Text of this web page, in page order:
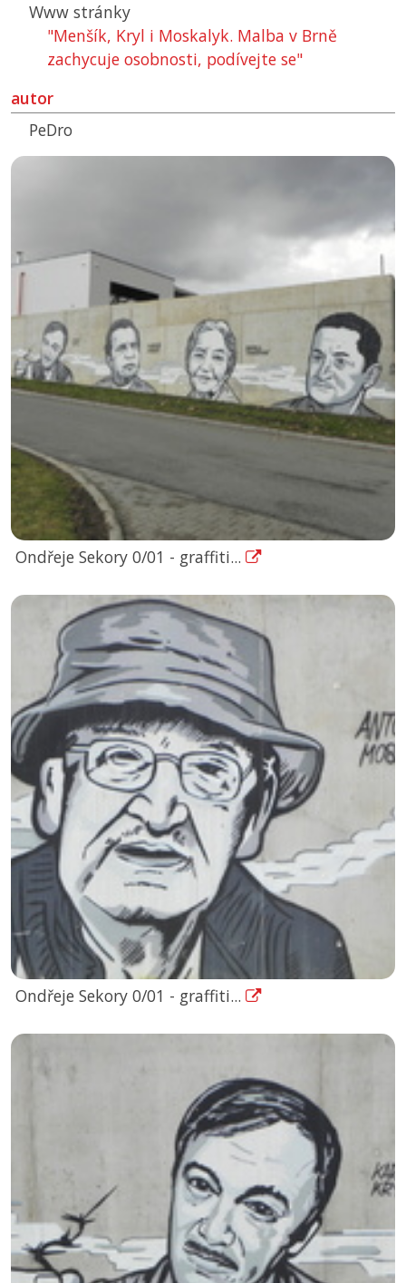
Www stránky
"Menšík, Kryl i Moskalyk. Malba v Brně
zachycuje osobnosti, podívejte se"
autor
PeDro
Ondřeje Sekory 0/01 - graffiti...
Ondřeje Sekory 0/01 - graffiti...